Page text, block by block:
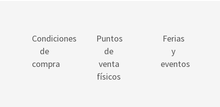
Condiciones
de
compra
Puntos
de
venta
físicos
Ferias
y
eventos